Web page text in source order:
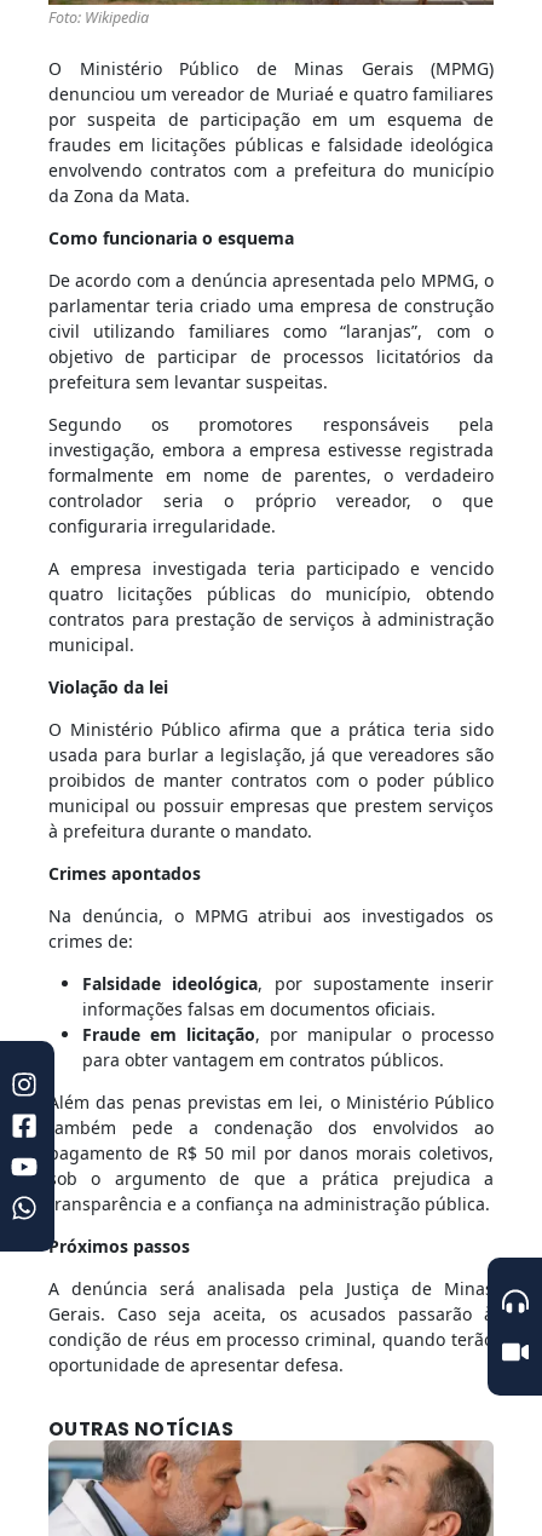
Foto: Wikipedia
O Ministério Público de Minas Gerais (MPMG)
denunciou um vereador de Muriaé e quatro familiares
por suspeita de participação em um esquema de
fraudes em licitações públicas e falsidade ideológica
envolvendo contratos com a prefeitura do município
da Zona da Mata.
Como funcionaria o esquema
De acordo com a denúncia apresentada pelo MPMG, o
parlamentar teria criado uma empresa de construção
civil utilizando familiares como “laranjas”, com o
objetivo de participar de processos licitatórios da
prefeitura sem levantar suspeitas.
Segundo os promotores responsáveis pela
investigação, embora a empresa estivesse registrada
formalmente em nome de parentes, o verdadeiro
controlador seria o próprio vereador, o que
configuraria irregularidade.
A empresa investigada teria participado e vencido
quatro licitações públicas do município, obtendo
contratos para prestação de serviços à administração
municipal.
Violação da lei
O Ministério Público afirma que a prática teria sido
usada para burlar a legislação, já que vereadores são
proibidos de manter contratos com o poder público
municipal ou possuir empresas que prestem serviços
à prefeitura durante o mandato.
Crimes apontados
Na denúncia, o MPMG atribui aos investigados os
crimes de:
Falsidade ideológica, por supostamente inserir
informações falsas em documentos oficiais.
Fraude em licitação, por manipular o processo
para obter vantagem em contratos públicos.
Além das penas previstas em lei, o Ministério Público
também pede a condenação dos envolvidos ao
pagamento de R$ 50 mil por danos morais coletivos,
sob o argumento de que a prática prejudica a
transparência e a confiança na administração pública.
Próximos passos
A denúncia será analisada pela Justiça de Minas
Gerais. Caso seja aceita, os acusados passarão à
condição de réus em processo criminal, quando terão
oportunidade de apresentar defesa.
OUTRAS NOTÍCIAS